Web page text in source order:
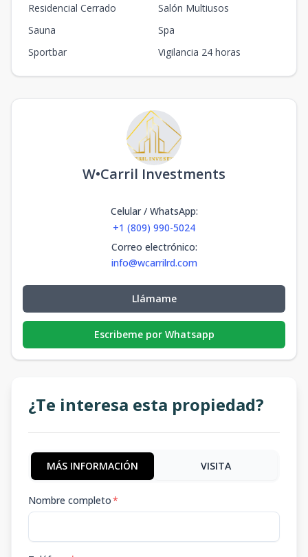
Residencial Cerrado
Salón Multiusos
Sauna
Spa
Sportbar
Vigilancia 24 horas
W•Carril Investments
Celular / WhatsApp:
+1 (809) 990-5024
Correo electrónico:
info@wcarrilrd.com
Llámame
Escribeme por Whatsapp
¿Te interesa esta propiedad?
MÁS INFORMACIÓN VISITA
Nombre completo*